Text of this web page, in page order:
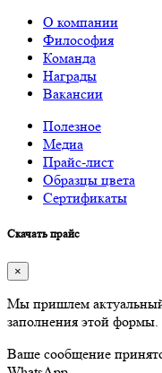
О компании
Философия
Команда
Награды
Вакансии
Полезное
Медиа
Прайс-лист
Образцы цвета
Сертификаты
Скачать прайс
×
Мы пришлем
заполнения этой формы.
Ваше сообщение